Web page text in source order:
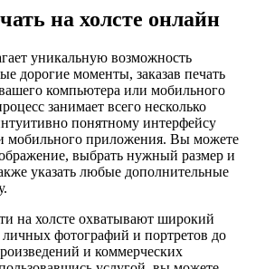
на холсте онлайн
уникальную возможность
дорогие моменты, заказав печать
компьютера или мобильного
занимает всего несколько
понятному интерфейсу
мобильного приложения. Вы можете
выбрать нужный размер и
указать любые дополнительные
на холсте охватывают широкий
личных фотографий и портретов до
и коммерческих